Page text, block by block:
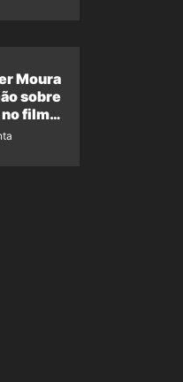
Moura
sobre
filme